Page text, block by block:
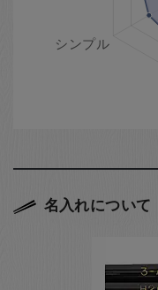
名入れについて